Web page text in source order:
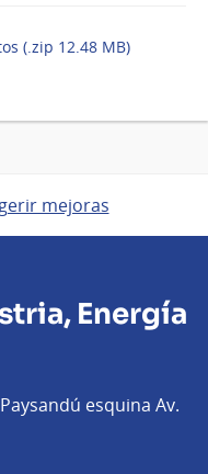
(.zip 12.48 MB)
mejoras
Energía
esquina Av.